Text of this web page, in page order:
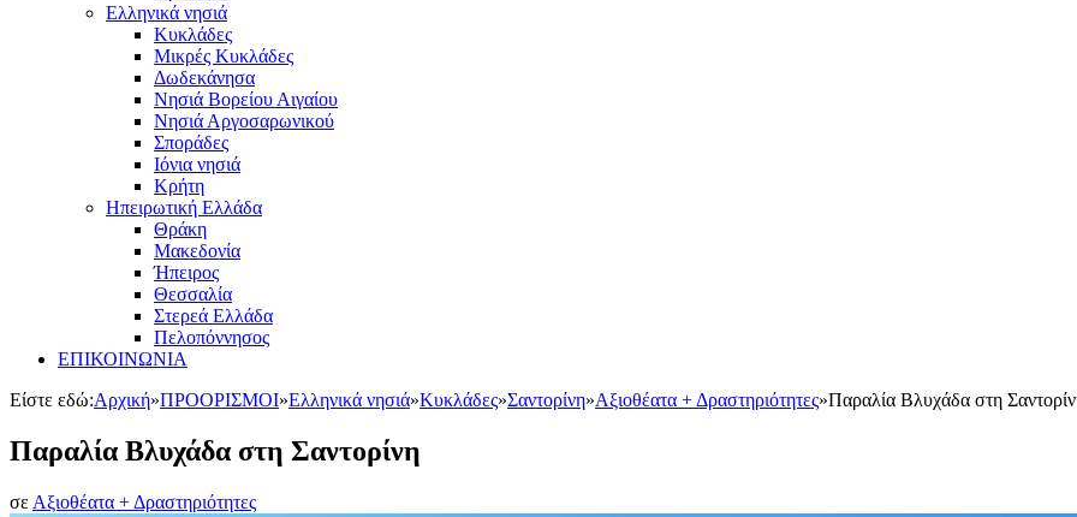
Ελληνικά νησιά
Κυκλάδες
Μικρές Κυκλάδες
Δωδεκάνησα
Νησιά Βορείου Αιγαίου
Νησιά Αργοσαρωνικού
Σποράδες
Ιόνια νησιά
Κρήτη
Ηπειρωτική Ελλάδα
Θράκη
Μακεδονία
Ήπειρος
Θεσσαλία
Στερεά Ελλάδα
Πελοπόννησος
ΕΠΙΚΟΙΝΩΝΙΑ
Είστε εδώ:Αρχική»ΠΡΟΟΡΙΣΜΟΙ»Ελληνικά νησιά»Κυκλάδες»Σαντορίνη»Αξιοθέατα + Δραστηριότητες»Παραλία Βλυχάδα στη
Παραλία Βλυχάδα στη Σαντορίνη
σε Αξιοθέατα + Δραστηριότητες